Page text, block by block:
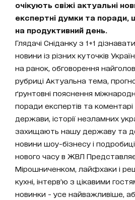
очікують свіжі актуальні
експертні думки та
на продуктивний день.
Глядачі Сніданку з 1+1
новини із різних куточків
на ранок, обговорення
рубриці Актуальна тема,
ґрунтовні пояснення
поради експертів та
держави, історії незламних
захищають нашу державу та
новини шоу-бізнесу і
нового часу в ЖВЛ
Мірошниченком, лайфхаки і
кухні, інтерв’ю з цікавими
новинки - усе найважливіше,